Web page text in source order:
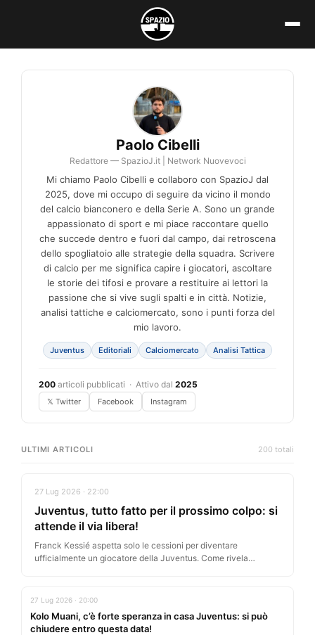
contenuto
Paolo Cibelli
Redattore — SpazioJ.it | Network Nuovevoci
Mi chiamo Paolo Cibelli e collaboro con SpazioJ dal
2025, dove mi occupo di seguire da vicino il mondo
del calcio bianconero e della Serie A. Sono un grande
appassionato di sport e mi piace raccontare quello
che succede dentro e fuori dal campo, dai retroscena
dello spogliatoio alle strategie della squadra. Scrivere
di calcio per me significa capire i giocatori, ascoltare
le storie dei tifosi e provare a restituire ai lettori la
passione che si vive sugli spalti e in città. Notizie,
analisi tattiche e calciomercato, sono i punti forza del
mio lavoro.
Juventus Editoriali Calciomercato Analisi Tattica
200 articoli pubblicati · Attivo dal 2025
𝕏 Twitter Facebook Instagram
ULTIMI ARTICOLI 200 totali
27 Lug 2026 · 22:00
Juventus, tutto fatto per il prossimo colpo: si
attende il via libera!
Franck Kessié aspetta solo le cessioni per diventare
ufficialmente un giocatore della Juventus. Come rivela
27 Lug 2026 · 20:00
Kolo Muani, c’è forte speranza in casa Juventus: si può
chiudere entro questa data!